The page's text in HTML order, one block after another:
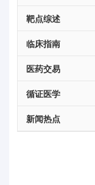
靶点综述
临床指南
医药交易
循证医学
新闻热点